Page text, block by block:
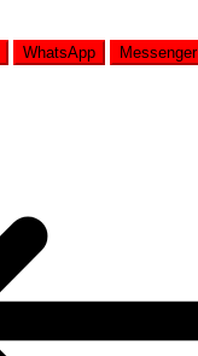
WhatsApp Messenger